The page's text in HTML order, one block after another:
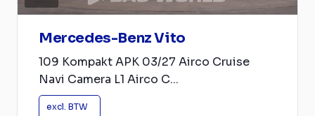
Mercedes-Benz Vito
109 Kompakt APK 03/27 Airco Cruise
Navi Camera L1 Airco C...
excl. BTW